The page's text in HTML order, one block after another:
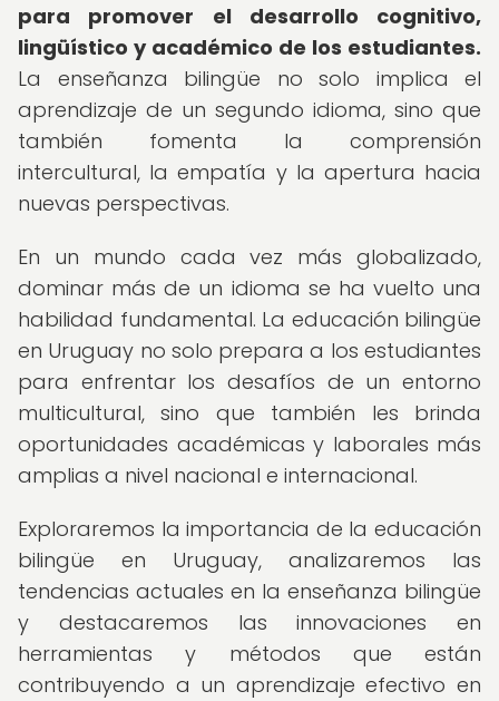
para promover el desarrollo cognitivo,
lingüístico y académico de los estudiantes.
La enseñanza bilingüe no solo implica el
aprendizaje de un segundo idioma, sino que
también fomenta la comprensión
intercultural, la empatía y la apertura hacia
nuevas perspectivas.
En un mundo cada vez más globalizado,
dominar más de un idioma se ha vuelto una
habilidad fundamental. La educación bilingüe
en Uruguay no solo prepara a los estudiantes
para enfrentar los desafíos de un entorno
multicultural, sino que también les brinda
oportunidades académicas y laborales más
amplias a nivel nacional e internacional.
Exploraremos la importancia de la educación
bilingüe en Uruguay, analizaremos las
tendencias actuales en la enseñanza bilingüe
y destacaremos las innovaciones en
herramientas y métodos que están
contribuyendo a un aprendizaje efectivo en